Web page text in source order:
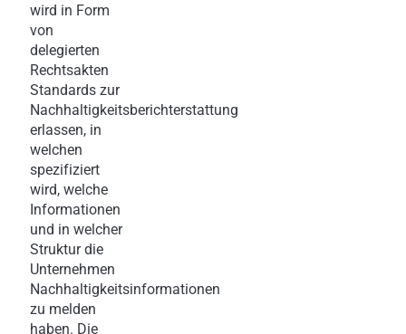
wird in Form
von
delegierten
Rechtsakten
Standards zur
Nachhaltigkeitsberichterstattung
erlassen, in
welchen
spezifiziert
wird, welche
Informationen
und in welcher
Struktur die
Unternehmen
Nachhaltigkeitsinformationen
zu melden
haben. Die